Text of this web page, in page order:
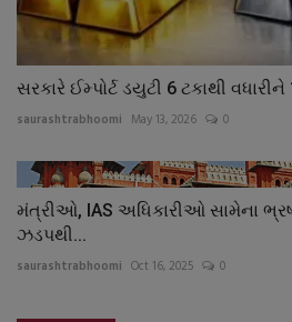
સરકારે ઈમ્પોર્ટ ડયુટી 6 ટકાથી વધારીને
saurashtrabhoomi May 13, 2026 0
મંત્રીઓ, IAS અધિકારીઓ સામેના
ઝડપથી...
saurashtrabhoomi Oct 16, 2025 0